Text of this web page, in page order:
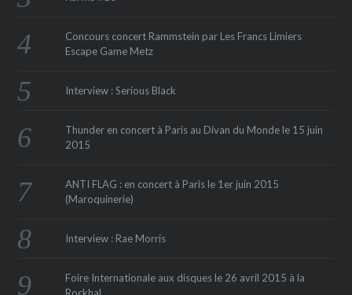
Concours concert Rammstein par Les Francs Limiers
Escape Game Metz
Interview : Serious Black
Thunder en concert à Paris au Divan du Monde le 15 juin
2015
ANTI FLAG : en concert à Paris le 1er juin 2015
(Maroquinerie‏)
Interview : Rae Morris
Foire Internationale aux disques le 26 avril 2015 à la
Rockhal